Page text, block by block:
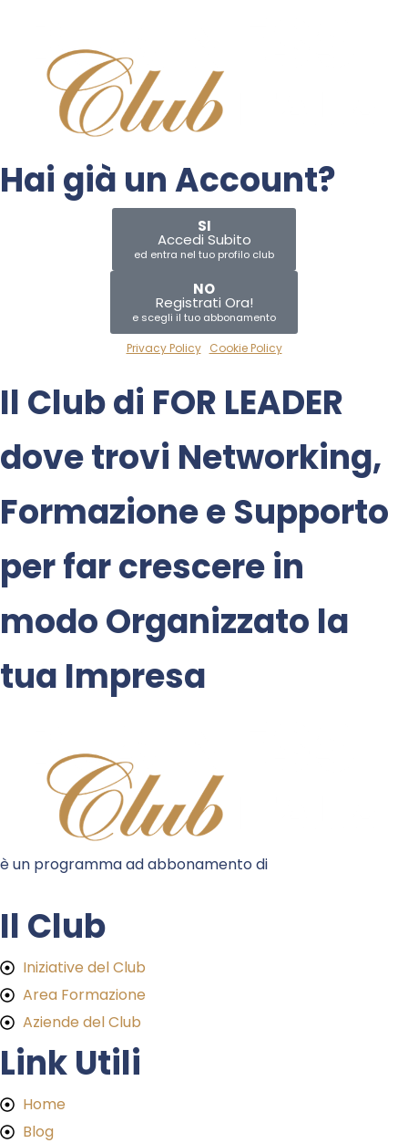
Hai già un Account?
SI
Accedi Subito
ed entra nel tuo profilo club
NO
Registrati Ora!
e scegli il tuo abbonamento
Privacy Policy Cookie Policy
Il Club di FOR LEADER
dove trovi Networking,
FormazioneeSupporto
per far crescere in
modo Organizzato la
tua Impresa
è un programma ad abbonamento di
Il Club
Iniziative del Club
Area Formazione
Aziende del Club
Link Utili
Home
Blog